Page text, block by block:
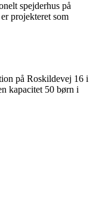
spejderhus på
projekteret som
på Roskildevej 16 i
kapacitet 50 børn i